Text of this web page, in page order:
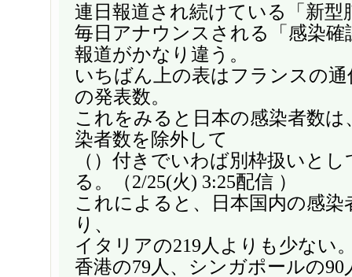
連日報道され続けている「新型
毎日アナウンスされる「感染確
報道がかなり違う。
いちばん上の表はフランスの通
の発表数。
これをみると日本の感染者数
染者数を除外して
（）付きでいわば別枠扱いと
る。（2/25(火) 3:25配信 ）
これによると、日本国内の感染
り、
イタリアの219人よりも少ない
香港の79人、シンガポールの